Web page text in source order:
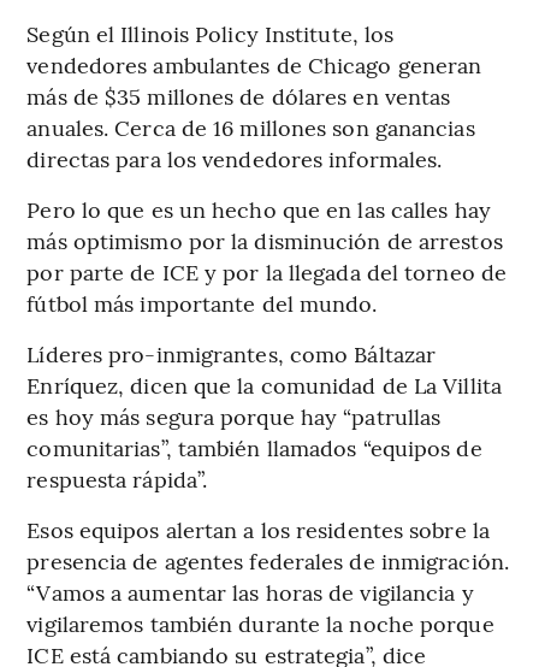
Según el Illinois Policy Institute, los
vendedores ambulantes de Chicago generan
más de $35 millones de dólares en ventas
anuales. Cerca de 16 millones son ganancias
directas para los vendedores informales.
Pero lo que es un hecho que en las calles hay
más optimismo por la disminución de arrestos
por parte de ICE y por la llegada del torneo de
fútbol más importante del mundo.
Líderes pro-inmigrantes, como Báltazar
Enríquez, dicen que la comunidad de La Villita
es hoy más segura porque hay “patrullas
comunitarias”, también llamados “equipos de
respuesta rápida”.
Esos equipos alertan a los residentes sobre la
presencia de agentes federales de inmigración.
“Vamos a aumentar las horas de vigilancia y
vigilaremos también durante la noche porque
ICE está cambiando su estrategia”, dice